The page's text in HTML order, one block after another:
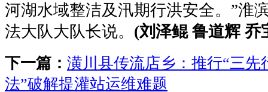
河湖水域整洁及汛期行洪安全。”淮
法大队大队长说。 (刘泽鲲 鲁道辉 乔
下一篇： 潢川县传流店乡：推行“三先
法”破解提灌站运维难题